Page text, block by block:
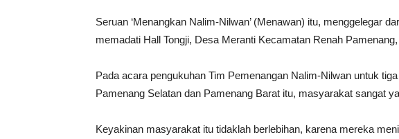
Seruan ‘Menangkan Nalim-Nilwan’ (Menawan) itu, menggelegar
memadati Hall Tongji, Desa Meranti Kecamatan Renah
Pada acara pengukuhan Tim Pemenangan Nalim-Nilwan untuk
Pamenang Selatan dan Pamenang Barat itu, masyarakat sangat
Keyakinan masyarakat itu tidaklah berlebihan, karena mereka